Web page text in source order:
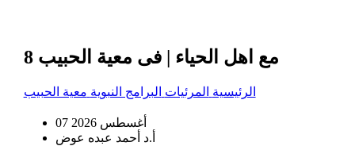
مع اهل الحياء | فى معية الحبيب 8
الرئيسية المرئيات البرامج النبوية معية الحبيب
07 أغسطس 2026
أ.د أحمد عبده عوض